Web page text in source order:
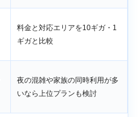
料金と対応エリアを10ギガ・1
ギガと比較
夜の混雑や家族の同時利用が多
いなら上位プランも検討